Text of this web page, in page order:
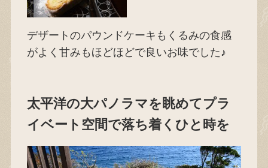
デザートのパウンドケーキもくるみの食感
がよく甘みもほどほどで良いお味でした♪
太平洋の大パノラマを眺めてプラ
イベート空間で落ち着くひと時を